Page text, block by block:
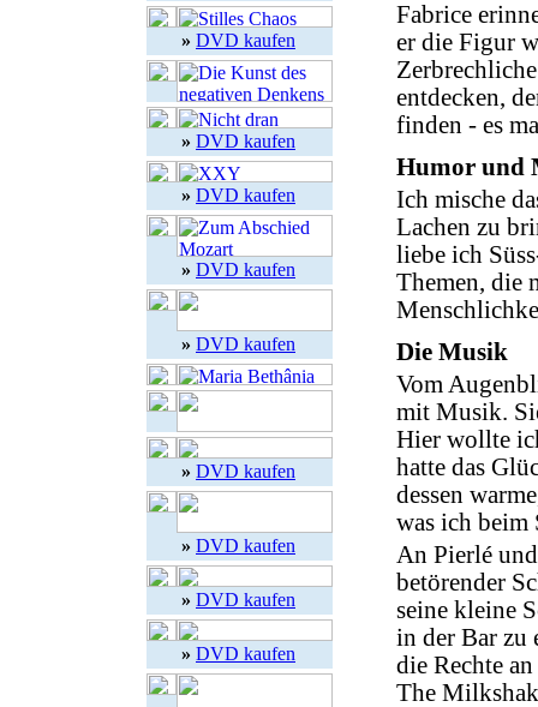
» DVD kaufen
» DVD kaufen
» DVD kaufen
» DVD kaufen
» DVD kaufen
» DVD kaufen
» DVD kaufen
» DVD kaufen
» DVD kaufen
Fabrice
er die Figur
entdecken,
finden - es
Humor und
Ich mische
Lachen zu
liebe ich
Themen, die
Die Musik
Vom
mit Musik.
Hier wollte
hatte das
dessen
was ich beim
An Pierlé
betörender
seine kleine
in der Bar zu
die Rechte
The